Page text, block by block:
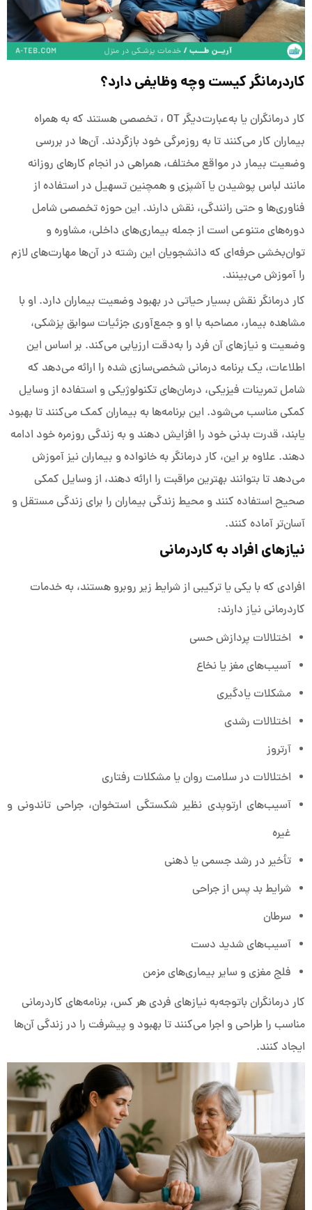
کاردرمانگر کیست وچه وظایفی دارد؟
کار درمانگران یا به‌عبارت‌دیگر OT ، تخصصی هستند که به همراه
بیماران کار می‌کنند تا به روزمرگی خود بازگردند. آن‌ها در بررسی
وضعیت بیمار در مواقع مختلف، همراهی در انجام کارهای روزانه
مانند لباس پوشیدن یا آشپزی و همچنین تسهیل در استفاده از
فناوری‌ها و حتی رانندگی، نقش دارند. این حوزه تخصصی شامل
دوره‌های متنوعی است از جمله بیماری‌های داخلی، مشاوره و
توان‌بخشی حرفه‌ای که دانشجویان این رشته در آن‌ها مهارت‌های لازم
را آموزش می‌بینند.
کار درمانگر نقش بسیار حیاتی در بهبود وضعیت بیماران دارد. او با
مشاهده بیمار، مصاحبه با او و جمع‌آوری جزئیات سوابق پزشکی،
وضعیت و نیازهای آن فرد را به‌دقت ارزیابی می‌کند. بر اساس این
اطلاعات، یک برنامه درمانی شخصی‌سازی شده را ارائه می‌دهد که
شامل تمرینات فیزیکی، درمان‌های تکنولوژیکی و استفاده از وسایل
کمکی مناسب می‌شود. این برنامه‌ها به بیماران کمک می‌کنند تا بهبود
یابند، قدرت بدنی خود را افزایش دهند و به زندگی روزمره خود ادامه
دهند. علاوه بر این، کار درمانگر به خانواده و بیماران نیز آموزش
می‌دهد تا بتوانند بهترین مراقبت را ارائه دهند، از وسایل کمکی
صحیح استفاده کنند و محیط زندگی بیماران را برای زندگی مستقل و
آسان‌تر آماده کنند.
نیازهای افراد به کاردرمانی
افرادی که با یکی یا ترکیبی از شرایط زیر روبرو هستند، به خدمات
کاردرمانی نیاز دارند:
اختلالات پردازش حسی
آسیب‌های مغز یا نخاع
مشکلات یادگیری
اختلالات رشدی
آرتروز
اختلالات در سلامت روان یا مشکلات رفتاری
آسیب‌های ارتوپدی نظیر شکستگی استخوان، جراحی تاندونی و
غیره
تأخیر در رشد جسمی یا ذهنی
شرایط بد پس از جراحی
سرطان
آسیب‌های شدید دست
فلج مغزی و سایر بیماری‌های مزمن
کار درمانگران باتوجه‌به نیازهای فردی هر کس، برنامه‌های کاردرمانی
مناسب را طراحی و اجرا می‌کنند تا بهبود و پیشرفت را در زندگی آن‌ها
ایجاد کنند.